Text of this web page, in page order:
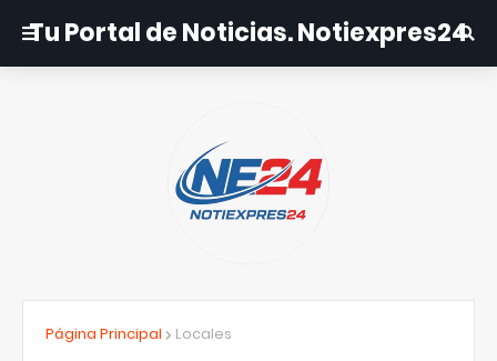
Tu Portal de Noticias. Notiexpres24
Página Principal Locales